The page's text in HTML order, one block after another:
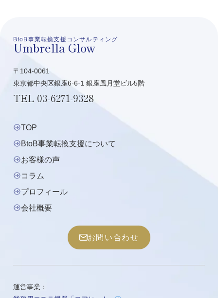
BtoB事業転換支援コンサルティング
Umbrella Glow
〒104-0061
東京都中央区銀座6-6-1 銀座風月堂ビル5階
TEL 03-6271-9328
TOP
BtoB事業転換支援について
お客様の声
コラム
プロフィール
会社概要
お問い合わせ
運営事業：